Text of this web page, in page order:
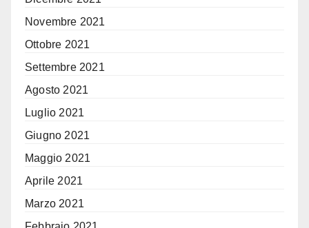
Novembre 2021
Ottobre 2021
Settembre 2021
Agosto 2021
Luglio 2021
Giugno 2021
Maggio 2021
Aprile 2021
Marzo 2021